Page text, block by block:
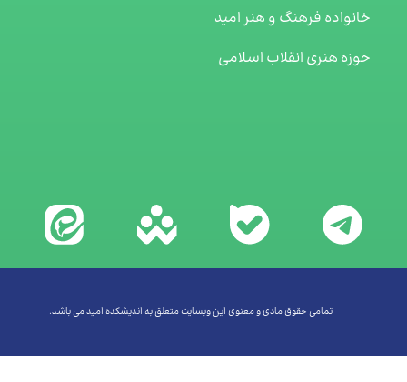
فرهنگ و هنر امید
انقلاب اسلامی
تمامی حقوق مادی و معنوی این وبسایت متعلق به اندیشکده امید می باشد.